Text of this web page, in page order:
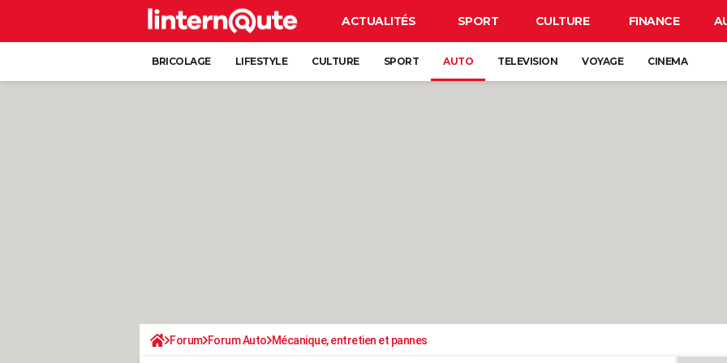
ACTUALITÉS SPORT CULTURE FINANCE
BRICOLAGE LIFESTYLE CULTURE SPORT AUTO TELEVISION VOYAGE CINEMA
Forum Forum Auto Mécanique, entretien et pannes